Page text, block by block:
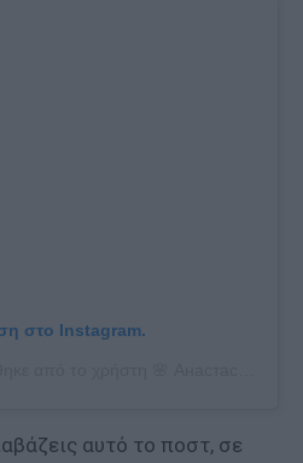
στο Instagram.
αυτό το ποστ, σε